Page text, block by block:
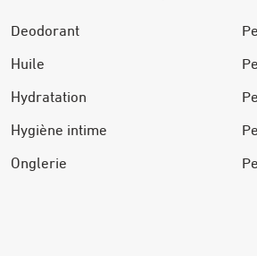
Deodorant
Huile
Hydratation
Hygiène intime
Onglerie